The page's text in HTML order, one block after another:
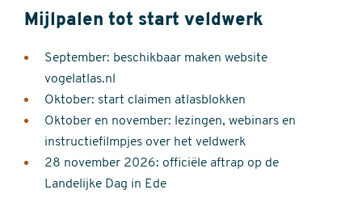
Mijlpalen tot start veldwerk
September: beschikbaar maken website
vogelatlas.nl
Oktober: start claimen atlasblokken
Oktober en november: lezingen, webinars en
instructiefilmpjes over het veldwerk
28 november 2026: officiële aftrap op de
Landelijke Dag in Ede